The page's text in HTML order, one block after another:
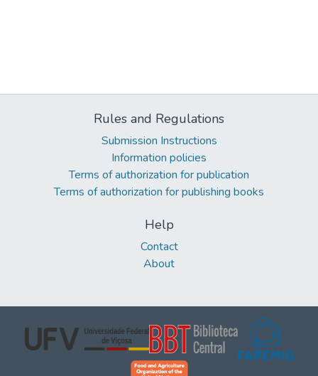
Rules and Regulations
Submission Instructions
Information policies
Terms of authorization for publication
Terms of authorization for publishing books
Help
Contact
About